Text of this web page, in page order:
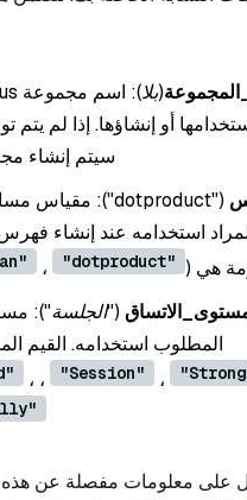
(بلا
أو إنشاؤها. إذا لم يتم
سيتم إنشاء
(
"dotproduct")
: مقياس
استخدامه عند إنشاء
هي ( "dotproduct" ،
("الجلسة"):
المطلوب استخدامه. القيم
، "Session" ، ،
على معلومات مفصلة عن هذه